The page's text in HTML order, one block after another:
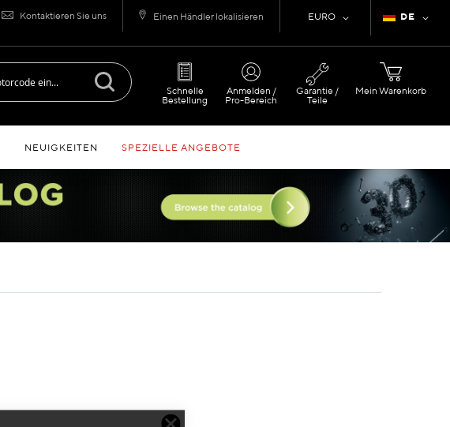
Sprache
DE
Währung
EURO
Kontaktieren Sie uns Einen Händler lokalisieren
Mein Warenkorb
Schnelle
Bestellung
Anmelden /
Pro-Bereich
Garantie /
Teile
NEUIGKEITEN SPEZIELLE ANGEBOTE